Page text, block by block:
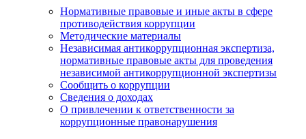
Нормативные правовые и иные акты в сфере
противодействия коррупции
Методические материалы
Независимая антикоррупционная экспертиза,
нормативные правовые акты для проведения
независимой антикоррупционной экспертизы
Сообщить о коррупции
Сведения о доходах
О привлечении к ответственности за
коррупционные правонарушения